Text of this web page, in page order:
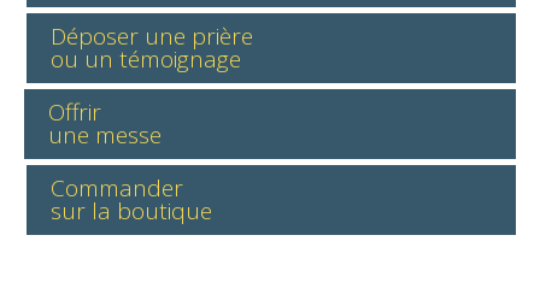
Déposer une prière
ou un témoignage
Offrir
une messe
Commander
sur la boutique